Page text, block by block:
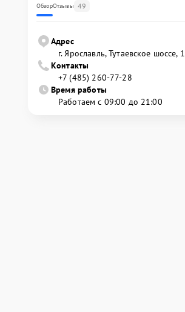
ОбзорОтзывы 49
Адрес
г. Ярославль, Тутаевское шоссе, 1
Контакты
+7 (485) 260-77-28
Время работы
Работаем с 09:00 до 21:00